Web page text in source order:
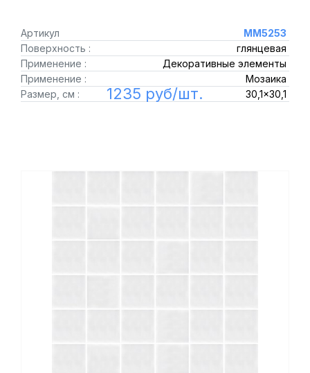
Артикул
MM5253
Поверхность :
глянцевая
Применение :
Декоративные элементы
Применение :
Мозаика
Размер, см :
30,1x30,1
1235 руб/шт.